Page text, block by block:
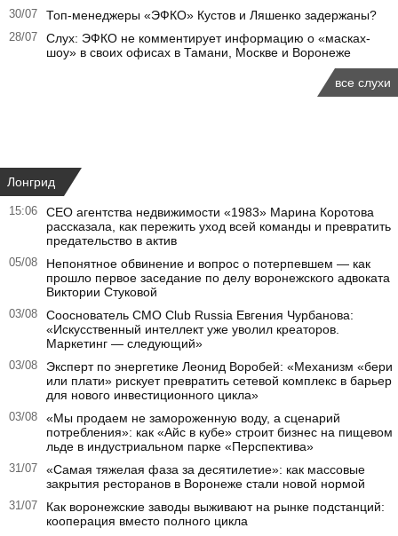
30/07 Топ-менеджеры «ЭФКО» Кустов и Ляшенко задержаны?
28/07
Слух: ЭФКО не комментирует информацию о «масках-
шоу» в своих офисах в Тамани, Москве и Воронеже
все слухи
Лонгрид
15:06
CEO агентства недвижимости «1983» Марина Коротова
рассказала, как пережить уход всей команды и превратить
предательство в актив
05/08
Непонятное обвинение и вопрос о потерпевшем — как
прошло первое заседание по делу воронежского адвоката
Виктории Стуковой
03/08
Сооснователь CMO Club Russia Евгения Чурбанова:
«Искусственный интеллект уже уволил креаторов.
Маркетинг — следующий»
03/08
Эксперт по энергетике Леонид Воробей: «Механизм «бери
или плати» рискует превратить сетевой комплекс в барьер
для нового инвестиционного цикла»
03/08
«Мы продаем не замороженную воду, а сценарий
потребления»: как «Айс в кубе» строит бизнес на пищевом
льде в индустриальном парке «Перспектива»
31/07
«Самая тяжелая фаза за десятилетие»: как массовые
закрытия ресторанов в Воронеже стали новой нормой
31/07
Как воронежские заводы выживают на рынке подстанций:
кооперация вместо полного цикла